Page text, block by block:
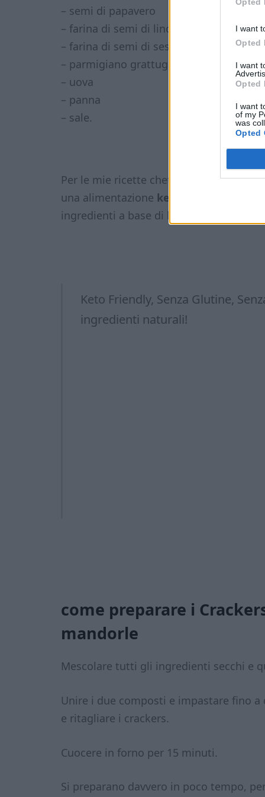
I want
Opted
I want
Opted
I want
of my
was
Opted
– semi di papavero
– farina di semi di lino
– farina di semi di sesamo
– parmigiano grattugiato
– uova
– panna
– sale.
Per le mie ricette chetogeniche utilizzo
una alimentazione keto low carb
ingredienti a base di latte con prodotti
Keto Friendly, Senza Glutine,
ingredienti naturali!
come preparare i
mandorle
Mescolare tutti gli ingredienti secchi e
Unire i due composti e impastare fino
e ritagliare i crackers.
Cuocere in forno per 15 minuti.
Si preparano davvero in poco tempo,